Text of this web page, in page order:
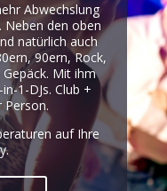
Abwechslung
Neben den oben
natürlich auch
90ern, Rock,
Mit ihm
1-DJs. Club +
Person.
auf Ihre